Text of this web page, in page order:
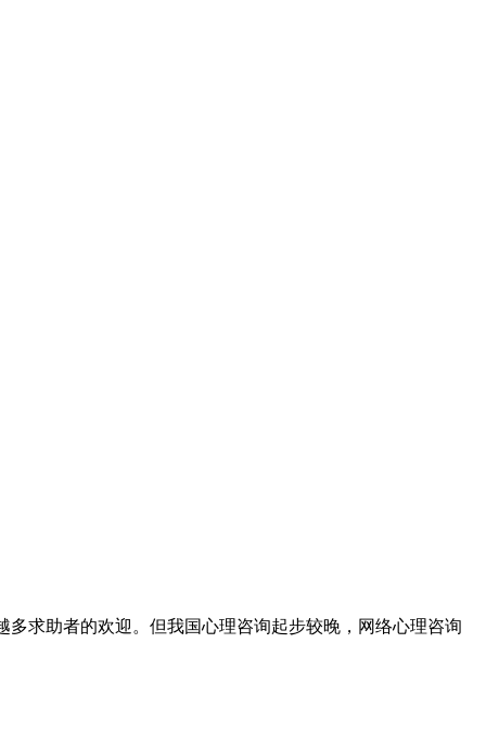
求助者的欢迎。但我国心理咨询起步较晚，网络心理咨询